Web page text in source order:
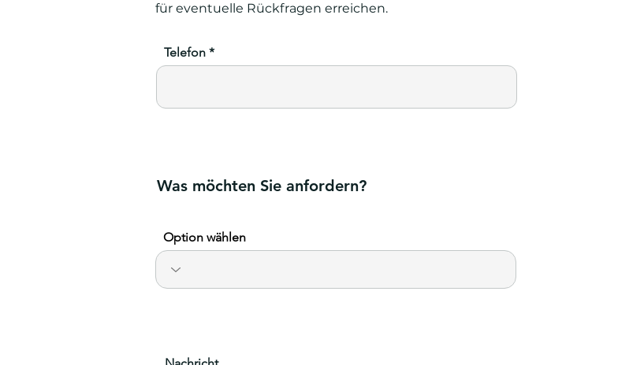
für eventuelle Rückfragen erreichen.
Telefon
Was möchten Sie anfordern?
Option wählen